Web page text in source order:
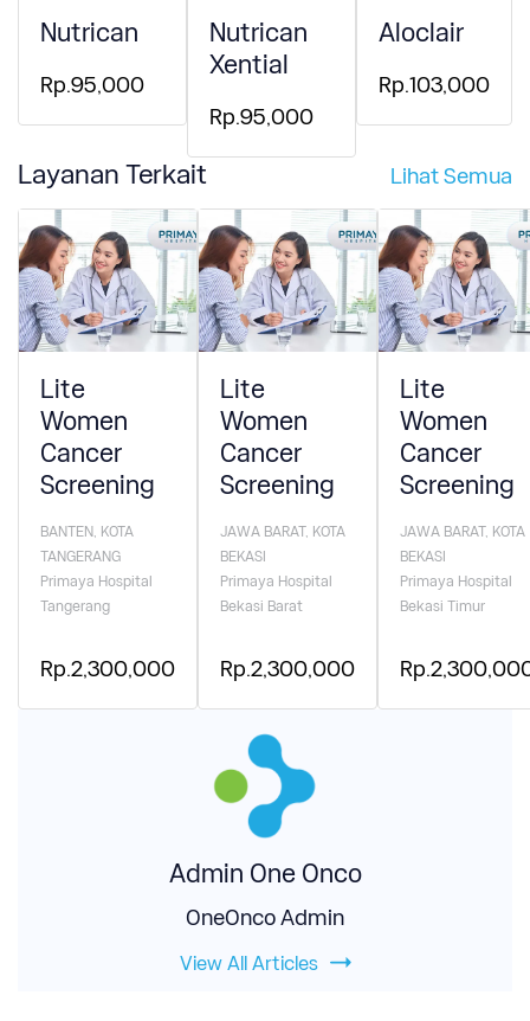
Nutrican
Rp.95,000
Nutrican
Xential
Rp.95,000
Aloclair
Rp.103,000
Layanan Terkait Lihat Semua
Lite
Women
Cancer
Screening
BANTEN, KOTA
TANGERANG
Primaya Hospital
Tangerang
Rp.2,300,000
Lite
Women
Cancer
Screening
JAWA BARAT, KOTA
BEKASI
Primaya Hospital
Bekasi Barat
Rp.2,300,000
Lite
Women
Cancer
Screening
JAWA BARAT, KOTA
BEKASI
Primaya Hospital
Bekasi Timur
Admin One Onco
OneOnco Admin
View All Articles